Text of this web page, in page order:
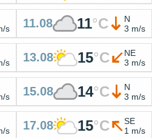
s
11.08 11°C
N
3 m/s
s
13.08 15°C
NE
3 m/s
s
15.08 14°C
N
3 m/s
s
17.08 15°C
SE
1 m/s